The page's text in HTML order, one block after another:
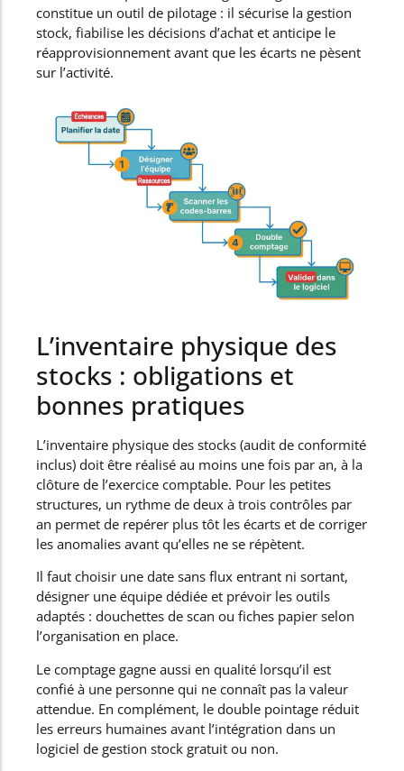
constitue un outil de pilotage : il sécurise la gestion
stock, fiabilise les décisions d’achat et anticipe le
réapprovisionnement avant que les écarts ne pèsent
sur l’activité.
L’inventaire physique des
stocks : obligations et
bonnes pratiques
L’inventaire physique des stocks (audit de conformité
inclus) doit être réalisé au moins une fois par an, à la
clôture de l’exercice comptable. Pour les petites
structures, un rythme de deux à trois contrôles par
an permet de repérer plus tôt les écarts et de corriger
les anomalies avant qu’elles ne se répètent.
Il faut choisir une date sans flux entrant ni sortant,
désigner une équipe dédiée et prévoir les outils
adaptés : douchettes de scan ou fiches papier selon
l’organisation en place.
Le comptage gagne aussi en qualité lorsqu’il est
confié à une personne qui ne connaît pas la valeur
attendue. En complément, le double pointage réduit
les erreurs humaines avant l’intégration dans un
logiciel de gestion stock gratuit ou non.